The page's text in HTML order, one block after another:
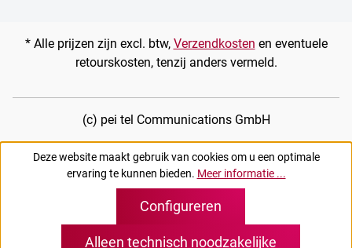
* Alle prijzen zijn excl. btw, Verzendkosten en eventuele
retourskosten, tenzij anders vermeld.
(c) pei tel Communications GmbH
Deze website maakt gebruik van cookies om u een optimale
ervaring te kunnen bieden. Meer informatie ...
Alleen technisch noodzakelijke
Configureren